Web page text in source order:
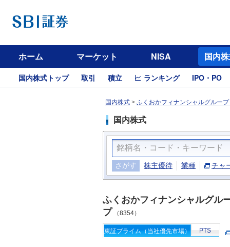
ホーム マーケット NISA 国内
国内株式トップ 取引 積立 ランキング IPO・PO
国内株式 > ふくおかフィナンシャルグルー
国内株式
さがす 株主優待 業種 チャ
ふくおかフィナンシャルグル
プ （8354）
東証プライム（当社優先市場） PTS